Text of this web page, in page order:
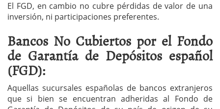
El FGD, en cambio no cubre pérdidas de valor de una
inversión, ni participaciones preferentes.
Bancos No Cubiertos por el Fondo
de Garantía de Depósitos español
(FGD):
Aquellas sucursales españolas de bancos extranjeros
que si bien se encuentran adheridas al Fondo de